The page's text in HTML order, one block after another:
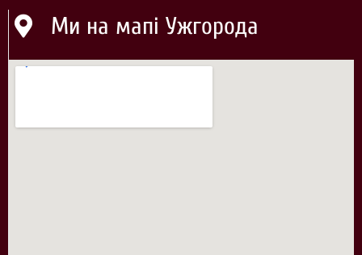
Ми на мапі Ужгорода